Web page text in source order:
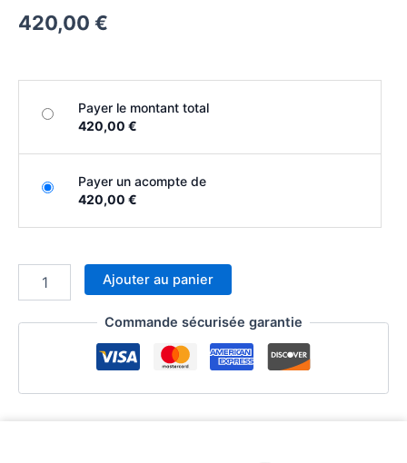
420,00 €
Payer le montant total
420,00 €
Payer un acompte de
420,00 €
Ajouter au panier
Commande sécurisée garantie